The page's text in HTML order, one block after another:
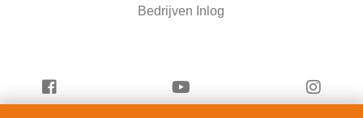
Bedrijven Inlog